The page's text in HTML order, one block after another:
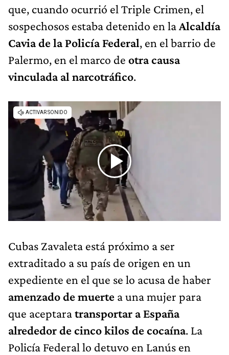
que, cuando ocurrió el Triple Crimen, el
sospechosos estaba detenido en laAlcaldía
Cavia de la Policía Federal, en el barrio de
Palermo, en el marco de otra causa
vinculada al narcotráfico.
Cubas Zavaleta está próximo a ser
extraditado a su país de origen en un
expediente en el que se lo acusa de haber
amenzado de muerte a una mujer para
que aceptaratransportar a España
alrededor de cinco kilos de cocaína. La
Policía Federal lo detuvo en Lanús en